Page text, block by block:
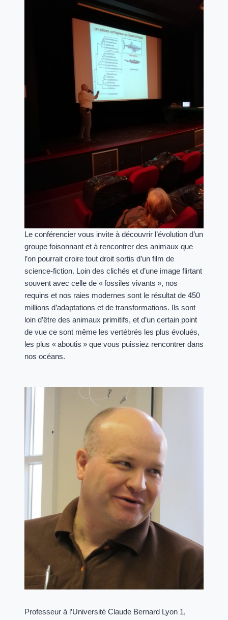
Le conférencier vous invite à découvrir l’évolution d’un
groupe foisonnant et à rencontrer des animaux que
l’on pourrait croire tout droit sortis d’un film de
science-fiction. Loin des clichés et d’une image flirtant
souvent avec celle de « fossiles vivants », nos
requins et nos raies modernes sont le résultat de 450
millions d’adaptations et de transformations. Ils sont
loin d’être des animaux primitifs, et d’un certain point
de vue ce sont même les vertébrés les plus évolués,
les plus « aboutis » que vous puissiez rencontrer dans
nos océans.
Professeur à l’Université Claude Bernard Lyon 1,